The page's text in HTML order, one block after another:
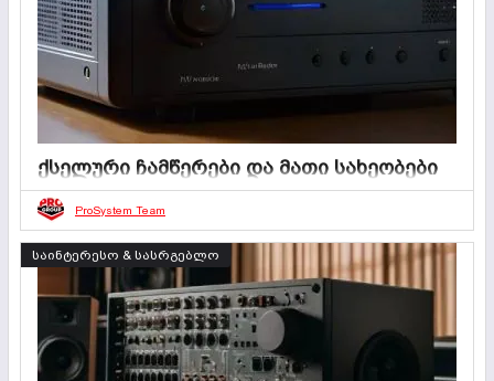
ქსელური ჩამწერები და მათი სახეობები
31 ივლისი 2025
ProSystem Team
საინტერესო & სასრგებლო